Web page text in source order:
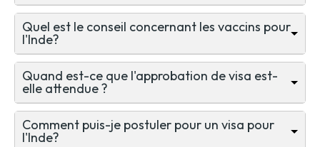
Quel est le conseil concernant les vaccins pour
l'Inde?
Quand est-ce que l'approbation de visa est-
elle attendue ?
Comment puis-je postuler pour un visa pour
l'Inde?